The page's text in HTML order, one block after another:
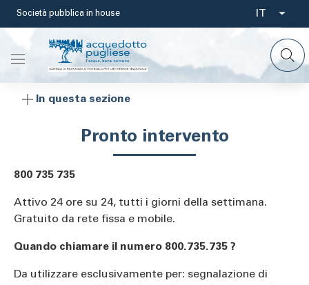
Salta
contenuto
principale
Società pubblica in house
Select
your
IT
In questa sezione
Pronto intervento
800 735 735
Attivo 24 ore su 24, tutti i giorni della settimana.
Gratuito da rete fissa e mobile.
Quando chiamare il numero 800.735.735 ?
Da utilizzare esclusivamente per: segnalazione di